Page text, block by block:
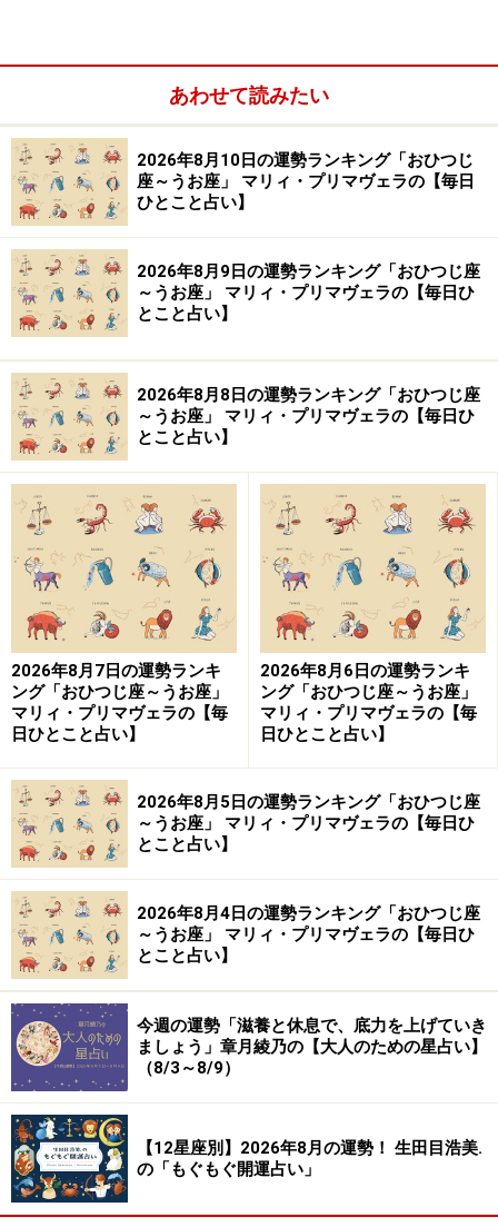
＞【12星座別】今週の運勢を見る
10位：かに座／蟹座（6月22日～7月22日生
まれ）
「かに座」の今日の運勢
家族との会話が幸運のカギ。まずは健康を気遣う言葉を
かけて。
＞【12星座別】今週の運勢を見る
9位：さそり座／蠍座（10月24日～11月22
日生まれ）
「さそり座」の今日の運勢
自分から行動を起こすより、流れに任せるほうが安全な
日。
＞【12星座別】今週の運勢を見る
あわせて読みたい
2026年8月10日の運勢ランキング「おひつじ
座～うお座」 マリィ・プリマヴェラの【毎日
ひとこと占い】
2026年8月9日の運勢ランキング「おひつじ座
～うお座」 マリィ・プリマヴェラの【毎日ひ
とこと占い】
2026年8月8日の運勢ランキング「おひつじ座
～うお座」 マリィ・プリマヴェラの【毎日ひ
とこと占い】
2026年8月7日の運勢ランキ
ング「おひつじ座～うお座」
マリィ・プリマヴェラの【毎
日ひとこと占い】
2026年8月6日の運勢ランキ
ング「おひつじ座～うお座」
マリィ・プリマヴェラの【毎
日ひとこと占い】
2026年8月5日の運勢ランキング「おひつじ座
～うお座」 マリィ・プリマヴェラの【毎日ひ
とこと占い】
2026年8月4日の運勢ランキング「おひつじ座
～うお座」 マリィ・プリマヴェラの【毎日ひ
とこと占い】
今週の運勢「滋養と休息で、底力を上げていき
ましょう」章月綾乃の【大人のための星占い】
（8/3～8/9）
【12星座別】2026年8月の運勢！ 生田目浩美.
の「もぐもぐ開運占い」